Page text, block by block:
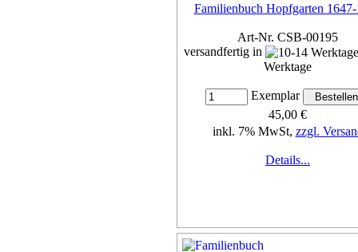
Familienbuch Hopfgarten
Art-Nr. CSB-00195
versandfertig in
Werktage
Exemplar
45,00 €
inkl. 7% MwSt, zzgl.
Details...